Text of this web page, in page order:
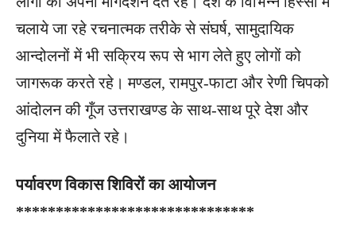
चलाये जा रहे रचनात्मक तरीके से संघर्ष, सामुदायिक
आन्दोलनों में भी सक्रिय रूप से भाग लेते हुए लोगों को
जागरूक करते रहे। मण्डल, रामपुर-फाटा और रेणी चिपको
आंदोलन की गूँज उत्तराखण्ड के साथ-साथ पूरे देश और
दुनिया में फैलाते रहे।
पर्यावरण विकास शिविरों का आयोजन
******************************